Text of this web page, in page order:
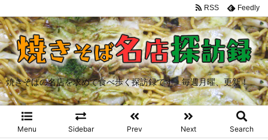
焼きそばの名店を求めて食べ歩く探訪録です。毎週月曜、更新！
Menu Sidebar Prev Next Search
RSS Feedly